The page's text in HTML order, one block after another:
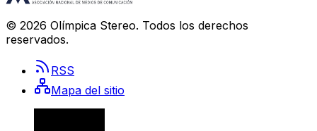
© 2026 Olímpica Stereo. Todos los derechos
reservados.
RSS
Mapa del sitio